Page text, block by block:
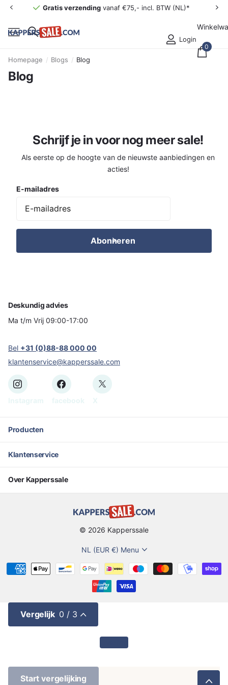
Gratis verzending vanaf €75,- incl. BTW (NL)*
Login
0
Homepage Blogs Blog
Blog
Schrijf je in voor nog meer sale!
Als eerste op de hoogte van de nieuwste aanbiedingen en
acties!
E-mailadres
Abonneren
Deskundig advies
Ma t/m Vrij 09:00-17:00
Bel +31 (0)88-88 000 00
klantenservice@kapperssale.com
Producten
Klantenservice
Over Kapperssale
© 2026 Kapperssale
NL (EUR €) Menu
Vergelijk 0 / 3
Start vergelijking